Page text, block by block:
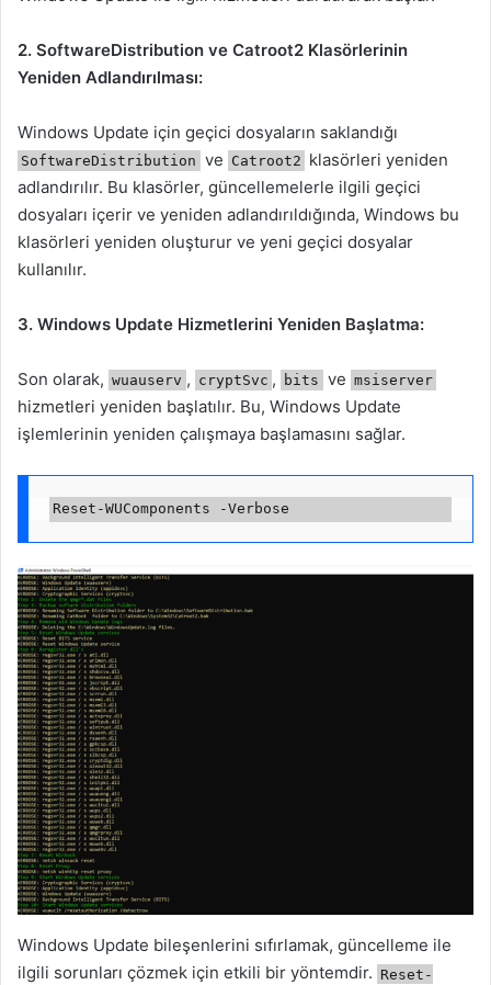
2. SoftwareDistribution ve Catroot2 Klasörlerinin
Yeniden Adlandırılması:
Windows Update için geçici dosyaların saklandığı
SoftwareDistribution ve Catroot2 klasörleri yeniden
adlandırılır. Bu klasörler, güncellemelerle ilgili geçici
dosyaları içerir ve yeniden adlandırıldığında, Windows bu
klasörleri yeniden oluşturur ve yeni geçici dosyalar
kullanılır.
3. Windows Update Hizmetlerini Yeniden Başlatma:
Son olarak, wuauserv , cryptSvc , bits ve msiserver
hizmetleri yeniden başlatılır. Bu, Windows Update
işlemlerinin yeniden çalışmaya başlamasını sağlar.
Windows Update bileşenlerini sıfırlamak, güncelleme ile
ilgili sorunları çözmek için etkili bir yöntemdir. Reset-